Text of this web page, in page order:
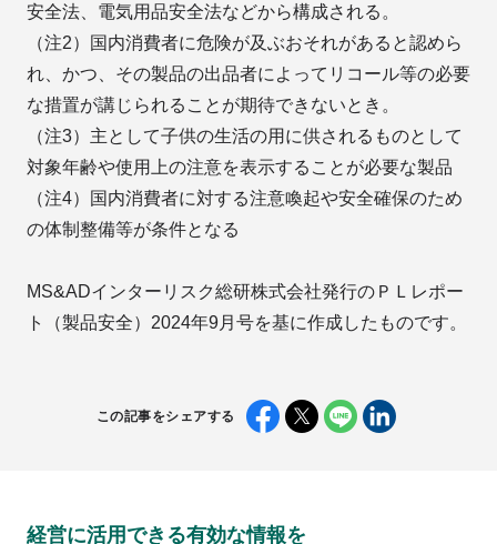
安全法、電気用品安全法などから構成される。
（注2）国内消費者に危険が及ぶおそれがあると認めら
れ、かつ、その製品の出品者によってリコール等の必要
な措置が講じられることが期待できないとき。
（注3）主として子供の生活の用に供されるものとして
対象年齢や使用上の注意を表示することが必要な製品
（注4）国内消費者に対する注意喚起や安全確保のため
の体制整備等が条件となる
MS&ADインターリスク総研株式会社発行のＰＬレポー
ト（製品安全）2024年9月号を基に作成したものです。
この記事をシェアする
経営に活用できる有効な情報を